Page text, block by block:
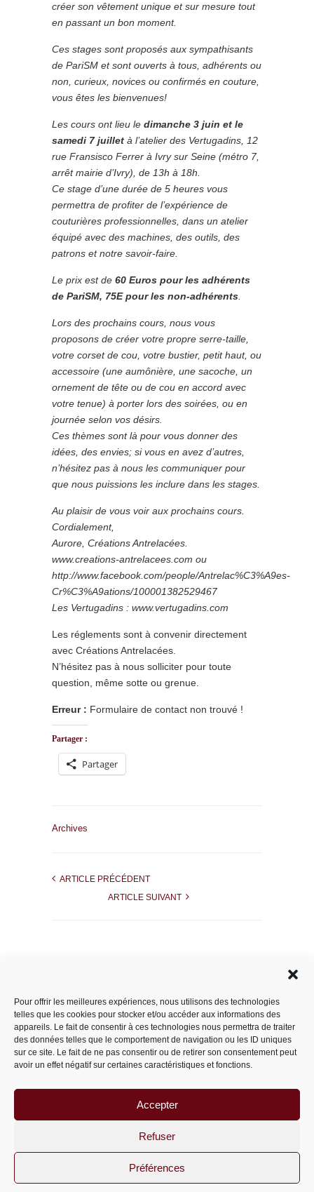
Pour offrir les meilleures expériences, nous utilisons des technologies
telles que les cookies pour stocker et/ou accéder aux informations des
appareils. Le fait de consentir à ces technologies nous permettra de traiter
des données telles que le comportement de navigation ou les ID uniques
sur ce site. Le fait de ne pas consentir ou de retirer son consentement peut
avoir un effet négatif sur certaines caractéristiques et fonctions.
Accepter
Refuser
Préférences
créer son vêtement unique et sur mesure tout
en passant un bon moment.
Ces stages sont proposés aux sympathisants
de PariSM et sont ouverts à tous, adhérents ou
non, curieux, novices ou confirmés en couture,
vous êtes les bienvenues!
Les cours ont lieu le dimanche 3 juin et le
samedi 7 juillet à l’atelier des Vertugadins, 12
rue Fransisco Ferrer à Ivry sur Seine (métro 7,
arrêt mairie d’Ivry), de 13h à 18h.
Ce stage d’une durée de 5 heures vous
permettra de profiter de l’expérience de
couturières professionnelles, dans un atelier
équipé avec des machines, des outils, des
patrons et notre savoir-faire.
Le prix est de 60 Euros pour les adhérents
de PariSM, 75E pour les non-adhérents
Lors des prochains cours, nous vous
proposons de créer votre propre serre-taille,
votre corset de cou, votre bustier, petit haut, ou
accessoire (une aumônière, une sacoche, un
ornement de tête ou de cou en accord avec
votre tenue) à porter lors des soirées, ou en
journée selon vos désirs.
Ces thèmes sont là pour vous donner des
idées, des envies; si vous en avez d’autres,
n’hésitez pas à nous les communiquer pour
que nous puissions les inclure dans les stages.
Au plaisir de vous voir aux prochains cours.
Cordialement,
Aurore, Créations Antrelacées.
www.creations-antrelacees.com ou
http://www.facebook.com/people/Antrelac%C3%A9es-
Cr%C3%A9ations/100001382529467
Les Vertugadins : www.vertugadins.com
Les réglements sont à convenir directement
avec Créations Antrelacées.
N’hésitez pas à nous solliciter pour toute
question, même sotte ou grenue.
Erreur : Formulaire de contact non trouvé !
Partager :
Partager
Archives
ARTICLE PRÉCÉDENT
ARTICLE SUIVANT
Catégories